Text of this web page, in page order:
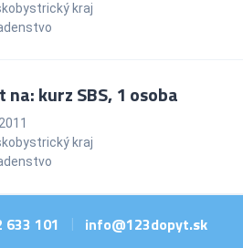
kraj
na: kurz SBS, 1 osoba
kraj
633 101 | info@123dopyt.sk